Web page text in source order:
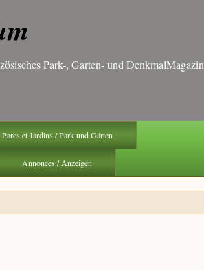
Park-, Garten- und DenkmalMagazin
Parcs et Jardins / Park und Gärten
Annonces / Anzeigen